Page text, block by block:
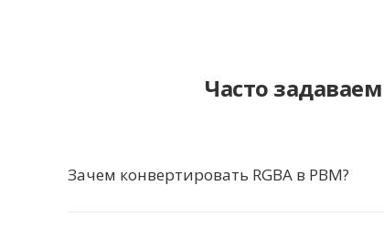
Часто
Зачем конвертировать RGBA в PBM?